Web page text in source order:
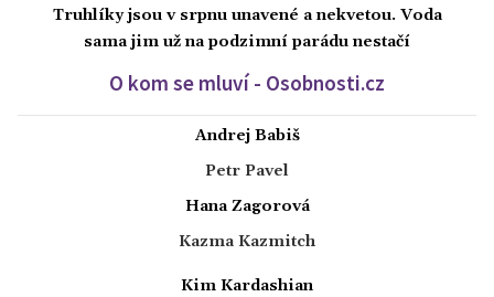
Truhlíky jsou v srpnu unavené a nekvetou. Voda
sama jim už na podzimní parádu nestačí
O kom se mluví - Osobnosti.cz
Andrej Babiš
Petr Pavel
Hana Zagorová
Kazma Kazmitch
Kim Kardashian